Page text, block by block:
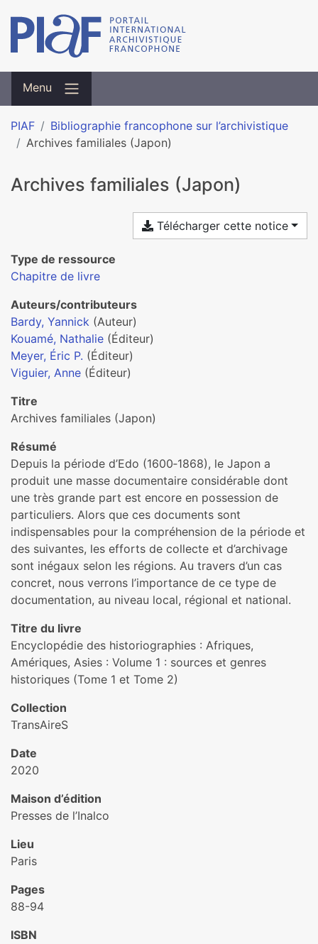
Menu
PIAF
Bibliographie francophone sur l’archivistique
Archives familiales (Japon)
Archives familiales (Japon)
Télécharger cette notice
Type de ressource
Chapitre de livre
Auteurs/contributeurs
Bardy, Yannick (Auteur)
Kouamé, Nathalie (Éditeur)
Meyer, Éric P. (Éditeur)
Viguier, Anne (Éditeur)
Titre
Archives familiales (Japon)
Résumé
Depuis la période d’Edo (1600‑1868), le Japon a
produit une masse documentaire considérable dont
une très grande part est encore en possession de
particuliers. Alors que ces documents sont
indispensables pour la compréhension de la période et
des suivantes, les efforts de collecte et d’archivage
sont inégaux selon les régions. Au travers d’un cas
concret, nous verrons l’importance de ce type de
documentation, au niveau local, régional et national.
Titre du livre
Encyclopédie des historiographies : Afriques,
Amériques, Asies : Volume 1 : sources et genres
historiques (Tome 1 et Tome 2)
Collection
TransAireS
Date
2020
Maison d’édition
Presses de l’Inalco
Lieu
Paris
Pages
88-94
ISBN